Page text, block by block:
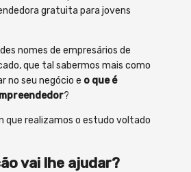
gratuita para jovens
nomes de empresários de
que tal sabermos mais como
no seu negócio e o que é
?
que realizamos o estudo voltado
vai lhe ajudar?